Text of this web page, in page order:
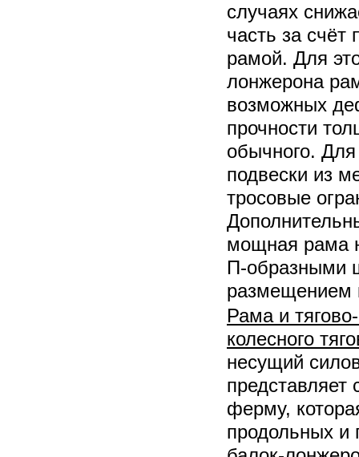
случаях
часть за счёт
рамой. Для
лонжерона
возможных
прочности
обычного.
подвески из
тросовые
мощная рама
П-образными
размещением
Рама и
колесного
несущий
представляет
ферму,
продольных и